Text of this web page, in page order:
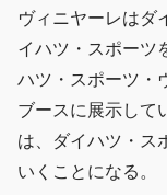
ヴィニヤーレはダ
イハツ・スポーツ
ハツ・スポーツ・
ブースに展示して
は、ダイハツ・ス
いくことになる。